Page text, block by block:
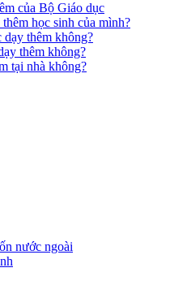
của Bộ Giáo dục
học sinh của mình?
thêm không?
thêm không?
tại nhà không?
nước ngoài